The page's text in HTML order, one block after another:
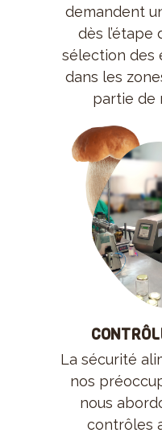
demandent
dès l’étape
sélection des
dans les
partie de
La sécurité
nos
nous
contrôles